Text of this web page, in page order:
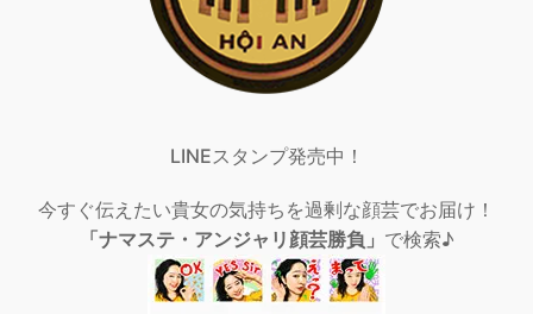
LINEスタンプ発売中！
今すぐ伝えたい貴女の気持ちを過剰な顔芸でお届け！
「ナマステ・アンジャリ顔芸勝負」 で検索♪